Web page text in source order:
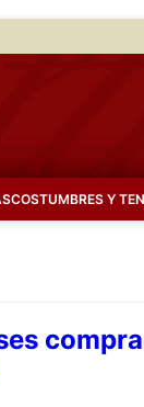
COSTUMBRES Y